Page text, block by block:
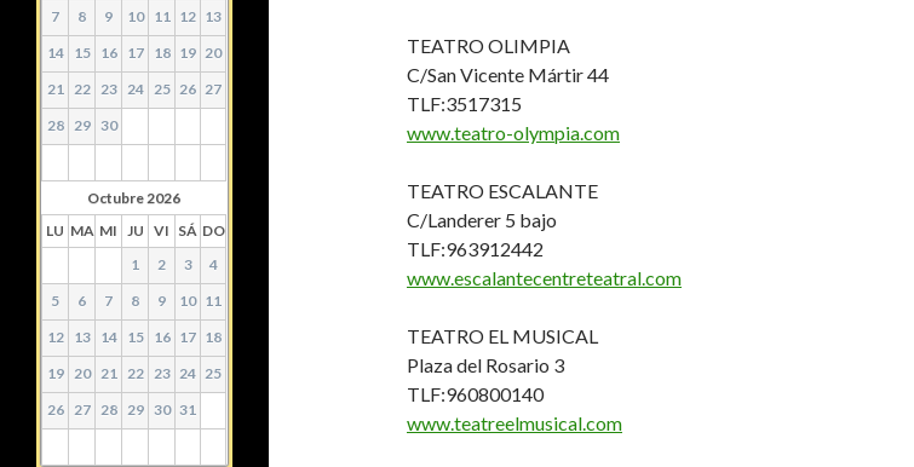
TEATRO OLIMPIA
C/San Vicente Mártir 44
TLF:3517315
www.teatro-olympia.com
TEATRO ESCALANTE
C/Landerer 5 bajo
TLF:963912442
www.escalantecentreteatral.com
TEATRO EL MUSICAL
Plaza del Rosario 3
TLF:960800140
www.teatreelmusical.com
7
8 9 10 11 12 13
14
15 16 17 18 19 20
21 22 23 24 25 26 27
28 29 30
Octubre 2026
LU MA MI JU VI SÁ DO
1
2 3
4
5
6 7 8 9 10 11
12
13 14 15 16 17 18
19 20 21 22 23 24 25
26 27 28 29 30 31